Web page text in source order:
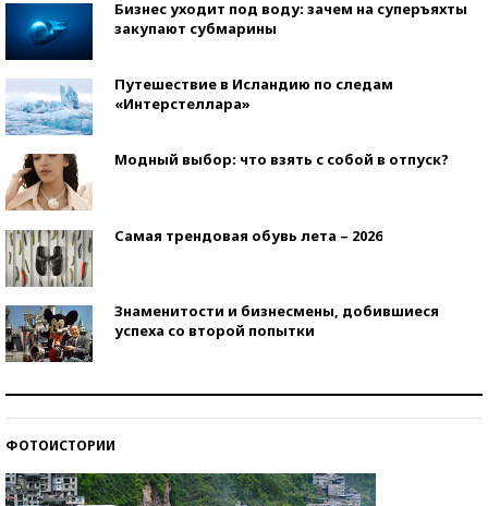
Бизнес уходит под воду: зачем на суперъяхты
закупают субмарины
Путешествие в Исландию по следам
«Интерстеллара»
Модный выбор: что взять с собой в отпуск?
Самая трендовая обувь лета – 2026
Знаменитости и бизнесмены, добившиеся
успеха со второй попытки
ФОТОИСТОРИИ